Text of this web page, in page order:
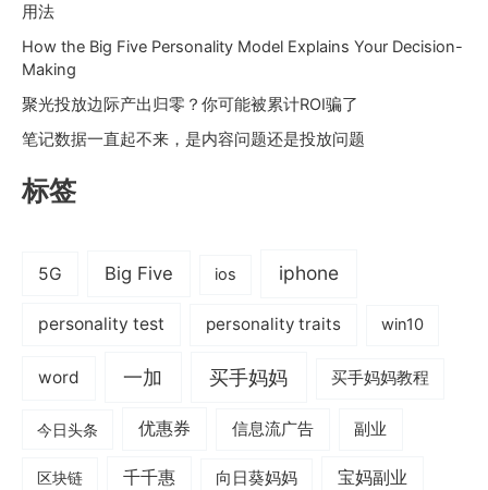
用法
How the Big Five Personality Model Explains Your Decision-
Making
聚光投放边际产出归零？你可能被累计ROI骗了
笔记数据一直起不来，是内容问题还是投放问题
标签
5G Big Five ios iphone
personality test personality traits win10
word 一加 买手妈妈 买手妈妈教程
今日头条 优惠券 信息流广告 副业
区块链 千千惠 向日葵妈妈 宝妈副业